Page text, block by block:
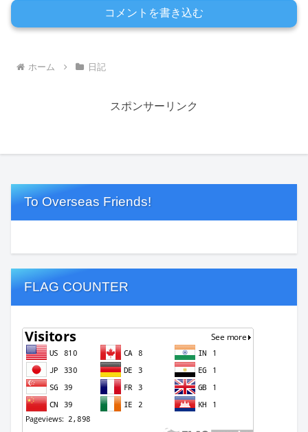
コメントを書き込む
ホーム 日記
スポンサーリンク
To Overseas Friends!
FLAG COUNTER